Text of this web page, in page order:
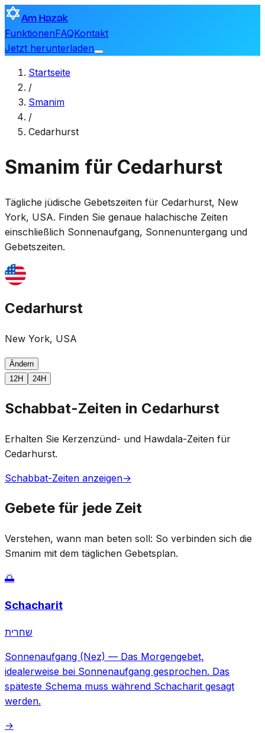
Am Hazak
FunktionenFAQKontakt
Jetzt herunterladen
Startseite
/
Smanim
/
Cedarhurst
Smanim für Cedarhurst
Tägliche jüdische Gebetszeiten für Cedarhurst, New
York, USA. Finden Sie genaue halachische Zeiten
einschließlich Sonnenaufgang, Sonnenuntergang und
Gebetszeiten.
Cedarhurst
New York, USA
Ändern
12H
24H
Schabbat-Zeiten in Cedarhurst
Erhalten Sie Kerzenzünd- und Hawdala-Zeiten für
Cedarhurst.
Schabbat-Zeiten anzeigen→
Gebete für jede Zeit
Verstehen, wann man beten soll: So verbinden sich die
Smanim mit dem täglichen Gebetsplan.
🌅
Schacharit
שחרית
Sonnenaufgang (Nez) — Das Morgengebet,
idealerweise bei Sonnenaufgang gesprochen. Das
späteste Schema muss während Schacharit gesagt
werden.
→